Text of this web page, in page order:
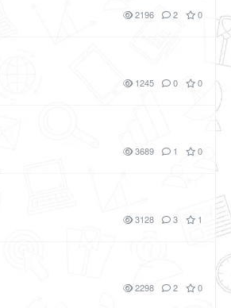
2196 2 0
1245 0 0
3689 1 0
3128 3 1
2298 2 0